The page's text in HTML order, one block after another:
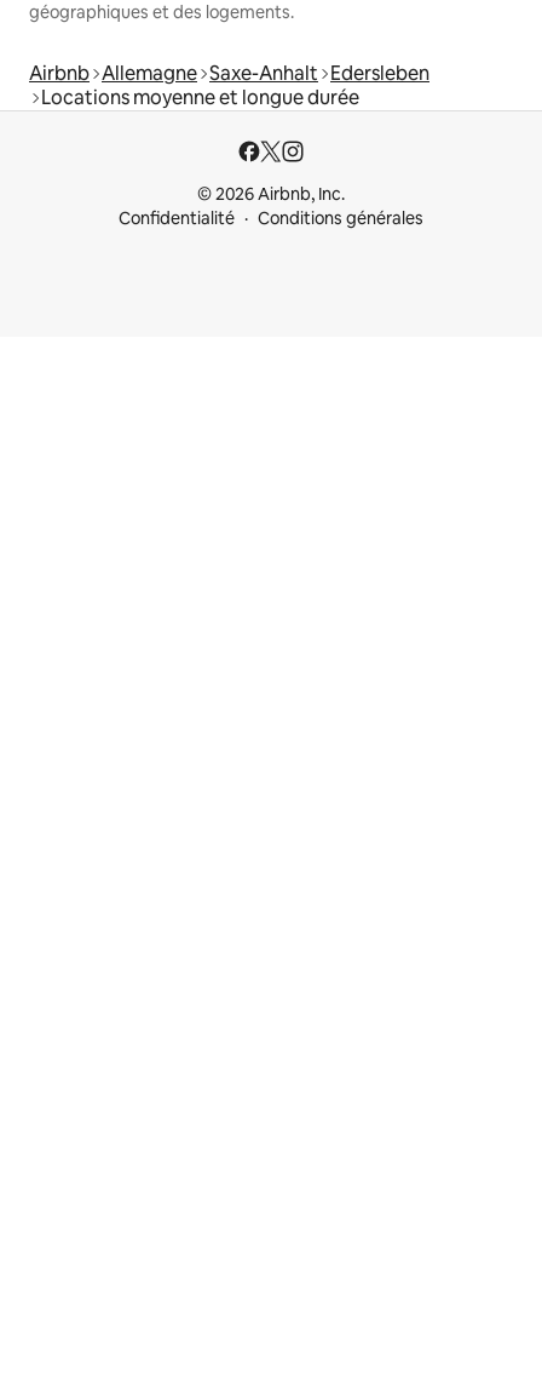
géographiques et des logements.
Airbnb Allemagne Saxe-Anhalt Edersleben
Locations moyenne et longue durée
© 2026 Airbnb, Inc.
Confidentialité
Conditions générales